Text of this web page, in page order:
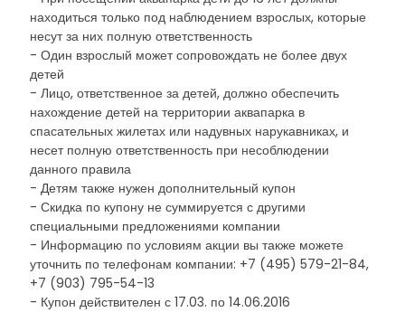
находиться только под наблюдением взрослых, которые
несут за них полную ответственность
- Один взрослый может сопровождать не более двух
детей
- Лицо, ответственное за детей, должно обеспечить
нахождение детей на территории аквапарка в
спасательных жилетах или надувных нарукавниках, и
несет полную ответственность при несоблюдении
данного правила
- Детям также нужен дополнительный купон
- Скидка по купону не суммируется с другими
специальными предложениями компании
- Информацию по условиям акции вы также можете
уточнить по телефонам компании: +7 (495) 579-21-84,
+7 (903) 795-54-13
- Купон действителен с 17.03. по 14.06.2016